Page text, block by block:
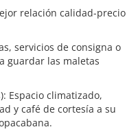
relación calidad-precio
servicios de consigna o
guardar las maletas
Espacio climatizado,
y café de cortesía a su